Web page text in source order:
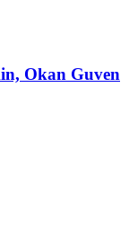
Okan Guven